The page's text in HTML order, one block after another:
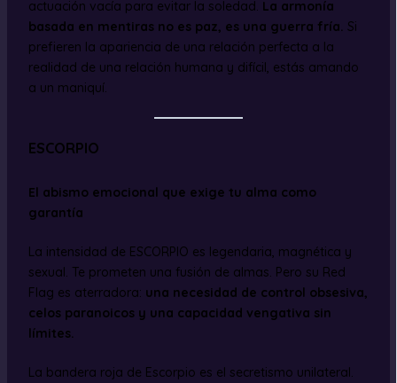
actuación vacía para evitar la soledad. La armonía
basada en mentiras no es paz, es una guerra fría. Si
prefieren la apariencia de una relación perfecta a la
realidad de una relación humana y difícil, estás amando
a un maniquí.
ESCORPIO
El abismo emocional que exige tu alma como
garantía
La intensidad de ESCORPIO es legendaria, magnética y
sexual. Te prometen una fusión de almas. Pero su Red
Flag es aterradora: una necesidad de control obsesiva,
celos paranoicos y una capacidad vengativa sin
límites.
La bandera roja de Escorpio es el secretismo unilateral.